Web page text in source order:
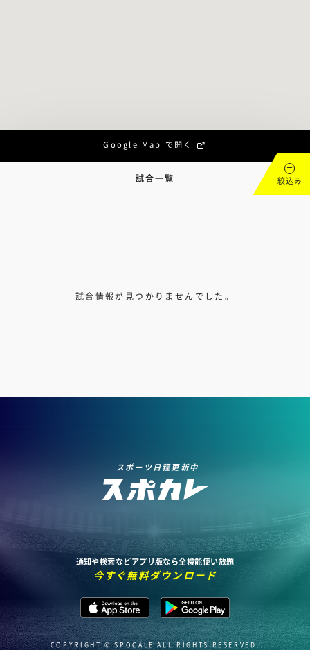
Google Map で開く
試合一覧 絞込み
試合情報が見つかりませんでした。
スポーツ日程更新中
通知や検索などアプリ版なら全機能使い放題
今すぐ無料ダウンロード
COPYRIGHT © SPOCALE ALL RIGHTS RESERVED.